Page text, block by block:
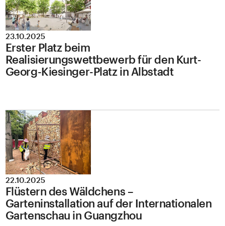
23.10.2025
Erster Platz beim
Realisierungswettbewerb für den Kurt-
Georg-Kiesinger-Platz in Albstadt
22.10.2025
Flüstern des Wäldchens –
Garteninstallation auf der Internationalen
Gartenschau in Guangzhou